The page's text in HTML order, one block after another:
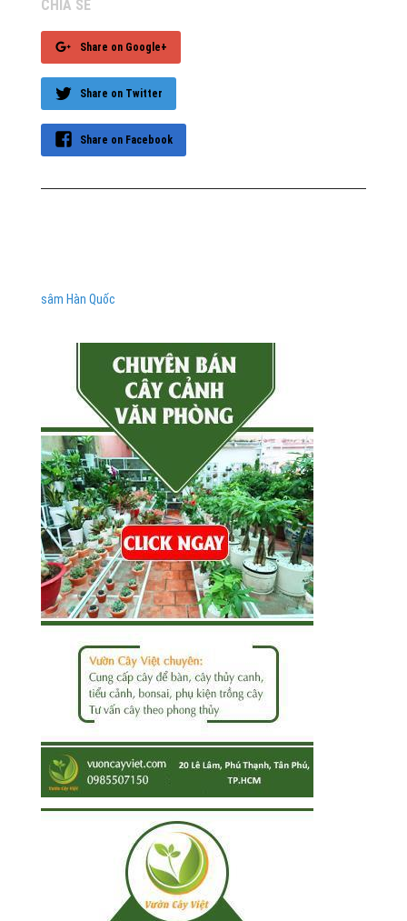
CHIA SẺ
Share on Google+
Share on Twitter
Share on Facebook
sâm Hàn Quốc